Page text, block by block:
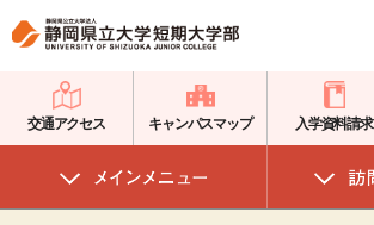
ロ
ル
ビ
文
ー
ナ
ゲ
ッ
へ
交通アクセス キャンパスマップ 入学資料請求